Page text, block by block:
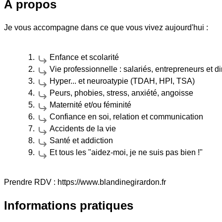
À propos
Je vous accompagne dans ce que vous vivez aujourd'hui :
Enfance et scolarité
Vie professionnelle : salariés, entrepreneurs et
Hyper... et neuroatypie (TDAH, HPI, TSA)
Peurs, phobies, stress, anxiété, angoisse
Maternité et/ou féminité
Confiance en soi, relation et communication
Accidents de la vie
Santé et addiction
Et tous les "aidez-moi, je ne suis pas bien !"
Prendre RDV : https://www.blandinegirardon.fr
Informations pratiques